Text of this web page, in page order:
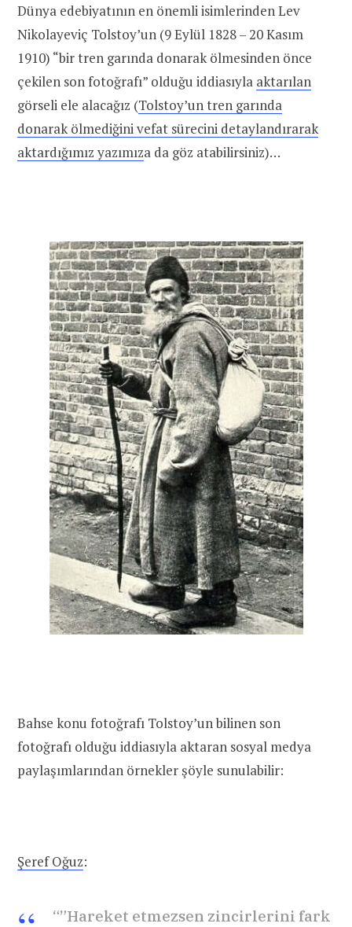
Dünya edebiyatının en önemli isimlerinden Lev
Nikolayeviç Tolstoy’un (9 Eylül 1828 – 20 Kasım
1910) “bir tren garında donarak ölmesinden önce
çekilen son fotoğrafı” olduğu iddiasıyla aktarılan
görseli ele alacağız (Tolstoy’un tren garında
donarak ölmediğini vefat sürecini detaylandırarak
aktardığımız yazımıza da göz atabilirsiniz)…
Bahse konu fotoğrafı Tolstoy’un bilinen son
fotoğrafı olduğu iddiasıyla aktaran sosyal medya
paylaşımlarından örnekler şöyle sunulabilir:
Şeref Oğuz:
“”Hareket etmezsen zincirlerini fark